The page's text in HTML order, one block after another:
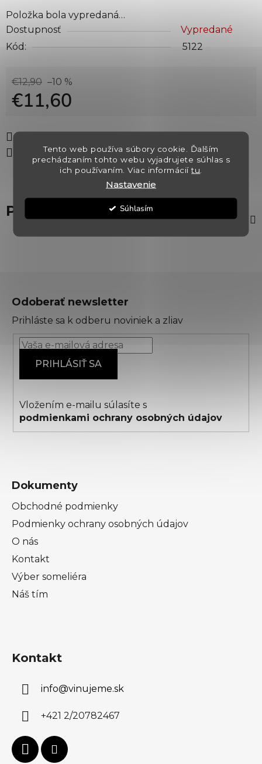
Tento web používa súbory cookie. Ďalším
prechádzaním tohto webu vyjadrujete súhlas s
ich používaním. Viac informáciítu
Nastavenie
Súhlasím
Položka bola vypredaná…
Dostupnosť
Vypredané
Kód:
5122
€12,90 –10 %
€11,60
Zdieľať
Popis
Odoberať newsletter
Prihláste sa k odberu noviniek a zliav
PRIHLÁSIŤ SA
Vložením e-mailu súlasíte s
podmienkami ochrany osobných údajov
Dokumenty
Obchodné podmienky
Podmienky ochrany osobných údajov
O nás
Kontakt
Výber someliéra
Náš tím
Kontakt
info@vinujeme.sk
+421 2/20782467